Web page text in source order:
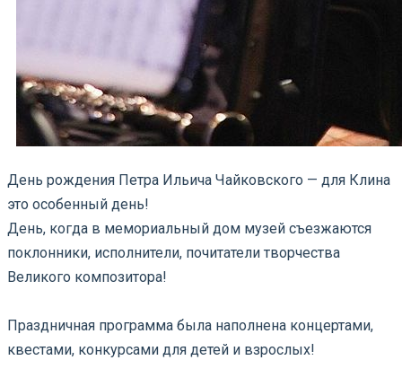
День рождения Петра Ильича Чайковского — для Клина
это особенный день!
День, когда в мемориальный дом музей съезжаются
поклонники, исполнители, почитатели творчества
Великого композитора!
Праздничная программа была наполнена концертами,
квестами, конкурсами для детей и взрослых!